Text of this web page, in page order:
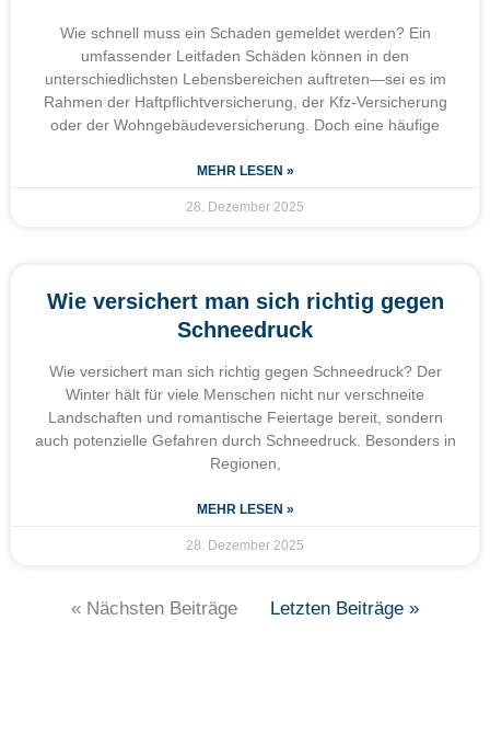
Wie schnell muss ein Schaden gemeldet werden? Ein
umfassender Leitfaden Schäden können in den
unterschiedlichsten Lebensbereichen auftreten—sei es im
Rahmen der Haftpflichtversicherung, der Kfz-Versicherung
oder der Wohngebäudeversicherung. Doch eine häufige
MEHR LESEN »
28. Dezember 2025
Wie versichert man sich richtig gegen
Schneedruck
Wie versichert man sich richtig gegen Schneedruck? Der
Winter hält für viele Menschen nicht nur verschneite
Landschaften und romantische Feiertage bereit, sondern
auch potenzielle Gefahren durch Schneedruck. Besonders in
Regionen,
MEHR LESEN »
28. Dezember 2025
« Nächsten Beiträge Letzten Beiträge »